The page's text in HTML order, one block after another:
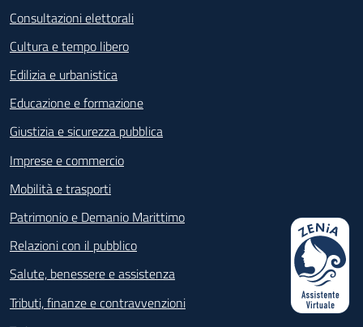
Consultazioni elettorali
Cultura e tempo libero
Edilizia e urbanistica
Educazione e formazione
Giustizia e sicurezza pubblica
Imprese e commercio
Mobilità e trasporti
Patrimonio e Demanio Marittimo
Relazioni con il pubblico
Salute, benessere e assistenza
Tributi, finanze e contravvenzioni